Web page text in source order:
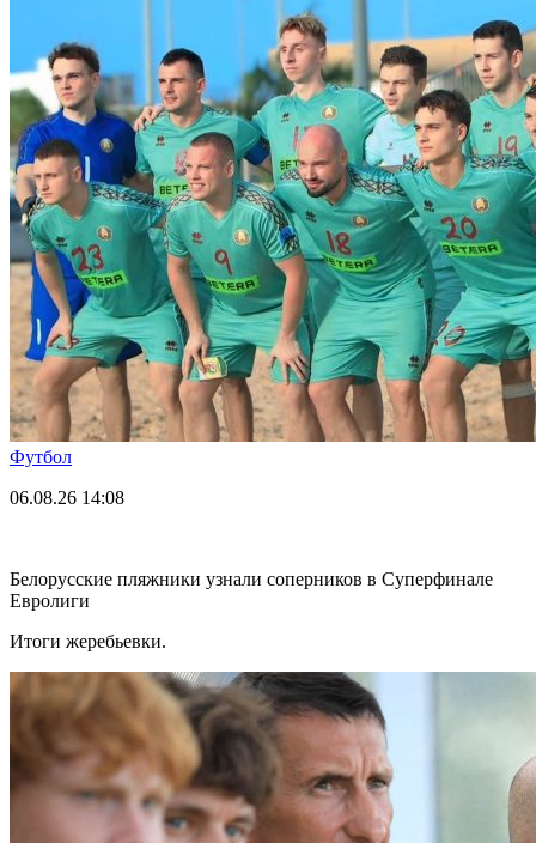
Футбол
06.08.26 14:08
Белорусские пляжники узнали соперников в Суперфинале
Евролиги
Итоги жеребьевки.